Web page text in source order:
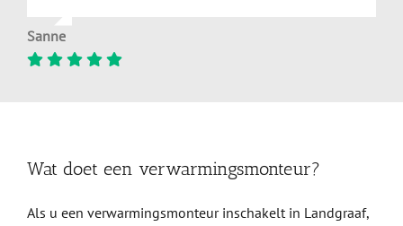
Sanne
Wat doet een verwarmingsmonteur?
Als u een verwarmingsmonteur inschakelt in Landgraaf,